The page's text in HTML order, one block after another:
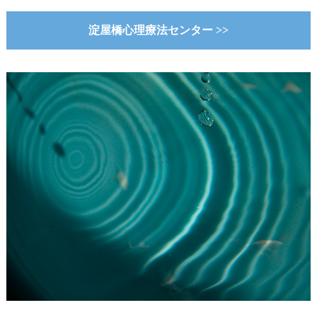
淀屋橋心理療法センター >>